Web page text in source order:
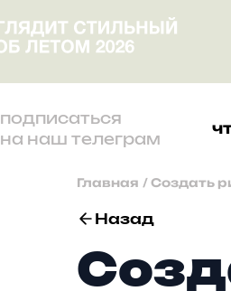
подписаться
на наш телеграм
Главная / Создать
Назад